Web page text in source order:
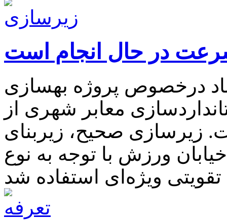
در حال انجام است
درخصوص پروژه بهسازی
معابر شهری از
زیرسازی صحیح، زیربنای
ورزش با توجه به نوع